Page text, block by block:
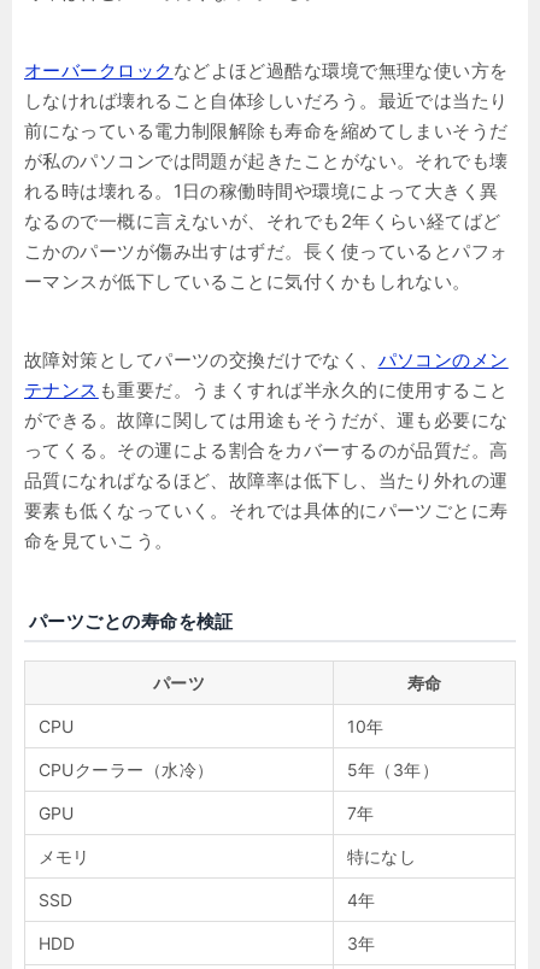
オーバークロック などよほど過酷な環境で無理な使い方を
しなければ壊れること自体珍しいだろう。最近では当たり
前になっている電力制限解除も寿命を縮めてしまいそうだ
が私のパソコンでは問題が起きたことがない。それでも壊
れる時は壊れる。1日の稼働時間や環境によって大きく異
なるので一概に言えないが、それでも2年くらい経てばど
こかのパーツが傷み出すはずだ。長く使っているとパフォ
ーマンスが低下していることに気付くかもしれない。
故障対策としてパーツの交換だけでなく、 パソコンのメン
テナンス も重要だ。うまくすれば半永久的に使用すること
ができる。故障に関しては用途もそうだが、運も必要にな
ってくる。その運による割合をカバーするのが品質だ。高
品質になればなるほど、故障率は低下し、当たり外れの運
要素も低くなっていく。それでは具体的にパーツごとに寿
命を見ていこう。
パーツごとの寿命を検証
パーツ 寿命
CPU 10年
CPUクーラー（水冷） 5年（3年）
GPU 7年
メモリ 特になし
SSD 4年
HDD 3年